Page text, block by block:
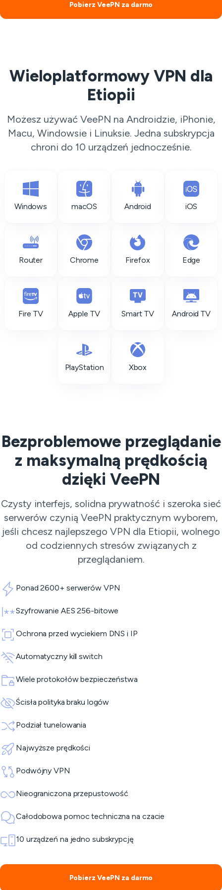
Pobierz VeePN za darmo
Wieloplatformowy VPN dla
Etiopii
Możesz używać VeePN na Androidzie, iPhonie,
Macu, Windowsie i Linuksie. Jedna subskrypcja
chroni do 10 urządzeń jednocześnie.
Windows macOS Android iOS
Router Chrome Firefox Edge
Fire TV Apple TV Smart TV Android TV
PlayStation Xbox
Bezproblemowe przeglądanie
z maksymalną prędkością
dzięki VeePN
Czysty interfejs, solidna prywatność i szeroka sieć
serwerów czynią VeePN praktycznym wyborem,
jeśli chcesz najlepszego VPN dla Etiopii, wolnego
od codziennych stresów związanych z
przeglądaniem.
Ponad 2600+ serwerów VPN
Szyfrowanie AES 256-bitowe
Ochrona przed wyciekiem DNS i IP
Automatyczny kill switch
Wiele protokołów bezpieczeństwa
Ścisła polityka braku logów
Podział tunelowania
Najwyższe prędkości
Podwójny VPN
Nieograniczona przepustowość
Całodobowa pomoc techniczna na czacie
10 urządzeń na jedno subskrypcję
Pobierz VeePN za darmo